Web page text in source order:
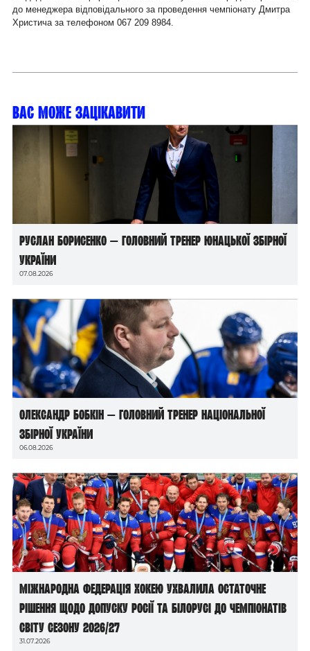
до менеджера відповідального за проведення чемпіонату Дмитра
Христича за телефоном 067 209 8984.
Вас може зацікавити
Руслан Борисенко — головний тренер юнацької збірної
України
07.08.2026
Олександр Бобкін — головний тренер національної
збірної України
06.08.2026
Міжнародна федерація хокею ухвалила остаточне
рішення щодо допуску росії та білорусі до чемпіонатів
світу сезону 2026/27
31.07.2026